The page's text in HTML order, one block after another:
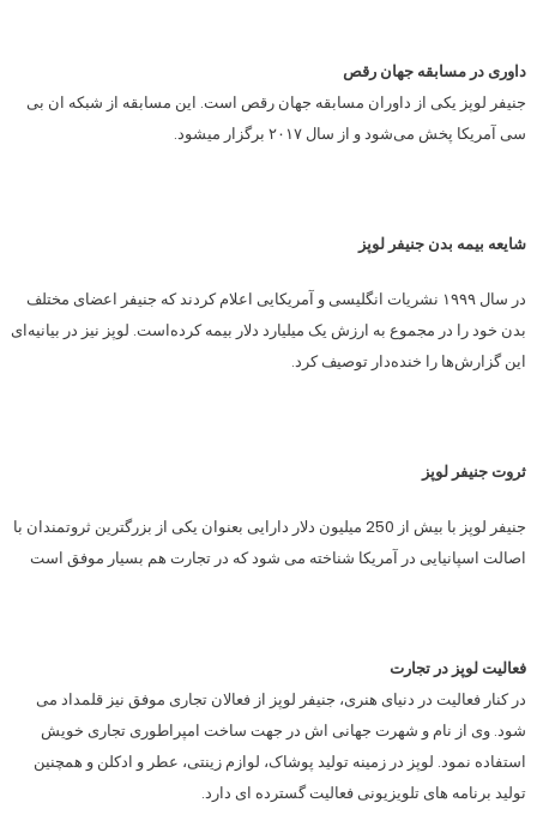
داوری در مسابقه جهان رقص
جنیفر لوپز یکی از داوران مسابقه جهان رقص است. این مسابقه از شبکه ان بی
سی آمریکا پخش می‌شود و از سال ۲۰۱۷ برگزار میشود.
شایعه بیمه بدن جنیفر لوپز
در سال ۱۹۹۹ نشریات انگلیسی و آمریکایی اعلام کردند که جنیفر اعضای مختلف
بدن خود را در مجموع به ارزش یک میلیارد دلار بیمه کرده‌است. لوپز نیز در بیانیه‌ای
این گزارش‌ها را خنده‌دار توصیف کرد.
ثروت جنیفر لوپز
جنیفر لوپز با بیش از 250 میلیون دلار دارایی بعنوان یکی از بزرگترین ثروتمندان با
اصالت اسپانیایی در آمریکا شناخته می شود که در تجارت هم بسیار موفق است
فعالیت لوپز در تجارت
در کنار فعالیت در دنیای هنری، جنیفر لوپز از فعالان تجاری موفق نیز قلمداد می
شود. وی از نام و شهرت جهانی اش در جهت ساخت امپراطوری تجاری خویش
استفاده نمود. لوپز در زمینه تولید پوشاک، لوازم زینتی، عطر و ادکلن و همچنین
تولید برنامه های تلویزیونی فعالیت گسترده ای دارد.